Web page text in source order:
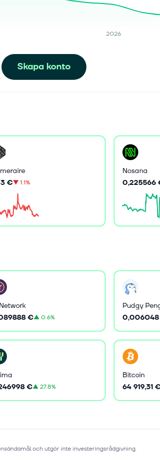
2026
Skapa konto
€▼1.1%
Nosana
0,225566
€▲0.6%
Pudgy
€▲27.8%
Bitcoin
64 919,31
och utgör inte investeringsrådgivning.